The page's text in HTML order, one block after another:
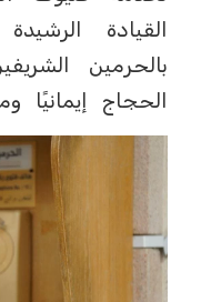
القيادة
بالحرمين
الحجاج إيمانيًا